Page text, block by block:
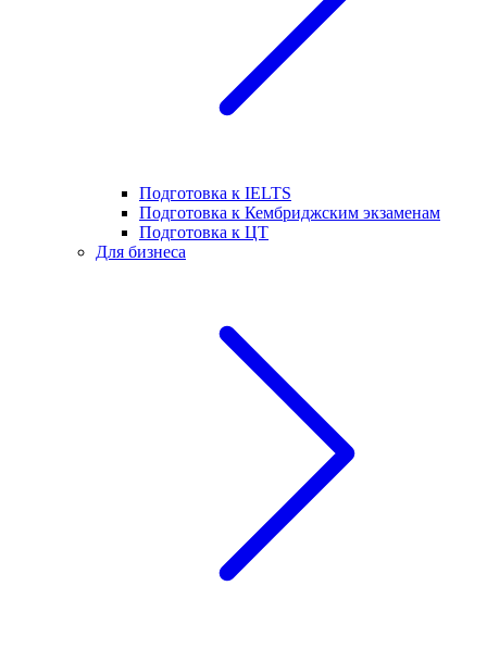
Подготовка к IELTS
Подготовка к Кембриджским экзаменам
Подготовка к ЦТ
Для бизнеса